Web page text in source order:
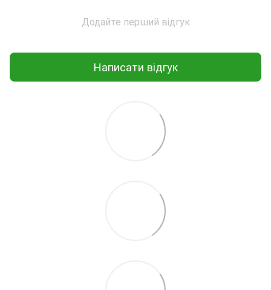
Додайте перший відгук
Написати відгук